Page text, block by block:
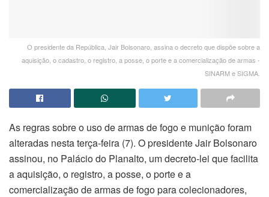
O presidente da República, Jair Bolsonaro, assina o decreto que dispõe sobre a
aquisição, o cadastro, o registro, a posse, o porte e a comercialização de armas -
SINARM e SIGMA.
As regras sobre o uso de armas de fogo e munição foram
alteradas nesta terça-feira (7). O presidente Jair Bolsonaro
assinou, no Palácio do Planalto, um decreto-lei que facilita
a aquisição, o registro, a posse, o porte e a
comercialização de armas de fogo para colecionadores,